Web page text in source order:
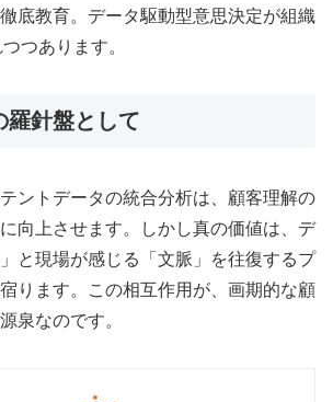
底教育。データ駆動型意思決定が組織
つあります。
羅針盤として
ントデータの統合分析は、顧客理解の
向上させます。しかし真の価値は、デ
と現場が感じる「文脈」を往復するプ
ります。この相互作用が、画期的な顧
泉なのです。